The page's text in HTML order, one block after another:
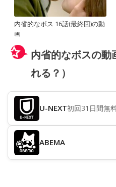
内省的なボス 16話(最終回)の動
画
内省的なボスの
れる？）
U-NEXT初回31日間無
ABEMA